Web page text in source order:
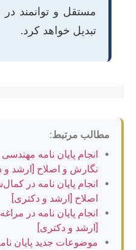
مستقل و توانمند
تبدیل خواهد کرد.
مطالب مرتبط:
انجام پایان نامه
نگارش و اصلاح [ارشد و
انجام پایان نامه در
اصلاح [ارشد و دکتری]
انجام پایان نامه در
[ارشد و دکتری]
موضوعات جدید پایان